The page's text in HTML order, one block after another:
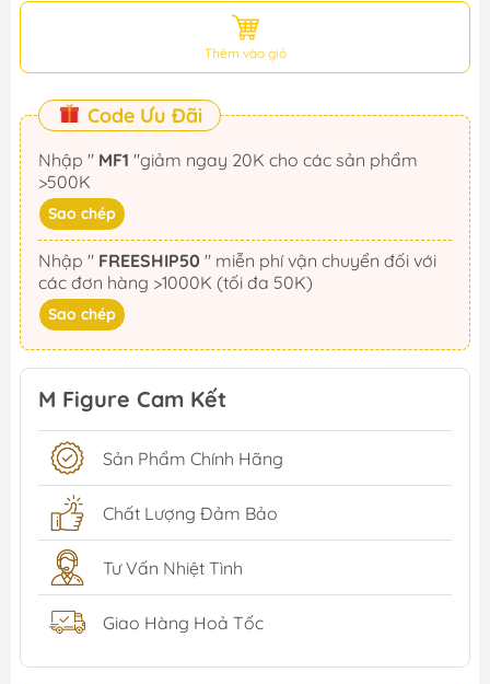
Thêm vào giỏ
Code Ưu Đãi
Nhập " MF1
>500K
Sao chép
Nhập " FREESHIP50
các đơn hàng >1000K (tối đa 50K)
Sao chép
M Figure Cam Kết
Sản Phẩm Chính Hãng
Chất Lượng Đảm Bảo
Tư Vấn Nhiệt Tình
Giao Hàng Hoả Tốc